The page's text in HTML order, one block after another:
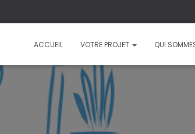
ACCUEIL VOTRE PROJET QUI